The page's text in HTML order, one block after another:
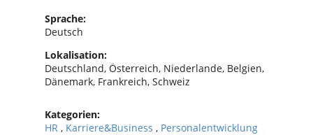
Sprache:
Deutsch
Lokalisation:
Deutschland, Österreich, Niederlande, Belgien,
Dänemark, Frankreich, Schweiz
Kategorien:
HR , Karriere&Business , Personalentwicklung